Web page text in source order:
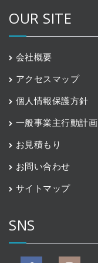
OUR SITE
会社概要
アクセスマップ
個人情報保護方針
一般事業主行動計画
お見積もり
お問い合わせ
サイトマップ
SNS